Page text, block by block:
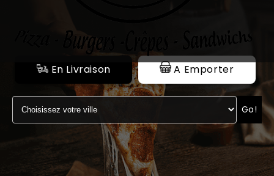
NOTRE RESTAURANT
VOS AVIS
MENTIONS LÉGALES
C.G.V
En Livraison A Emporter
Go!